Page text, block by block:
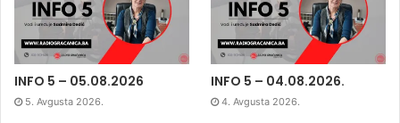
INFO 5 – 05.08.2026
5. Avgusta 2026.
INFO 5 – 04.08.2026.
4. Avgusta 2026.